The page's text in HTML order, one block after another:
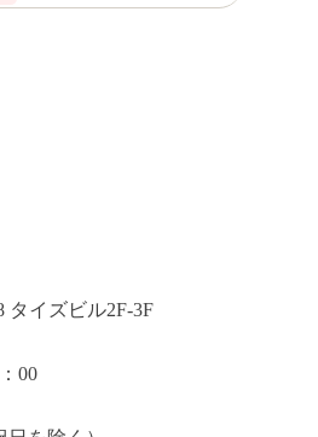
タイズビル2F-3F
00